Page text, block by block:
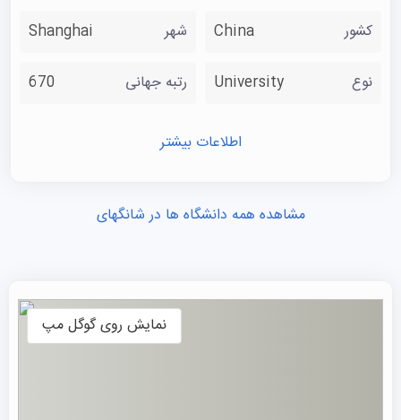
کشور China شهر Shanghai
نوع University رتبه جهانی 670
اطلاعات بیشتر
مشاهده همه دانشگاه ها در شانگهای
نمایش روی گوگل مپ